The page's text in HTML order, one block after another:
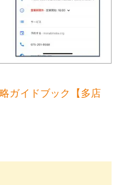
ガイドブック【多店